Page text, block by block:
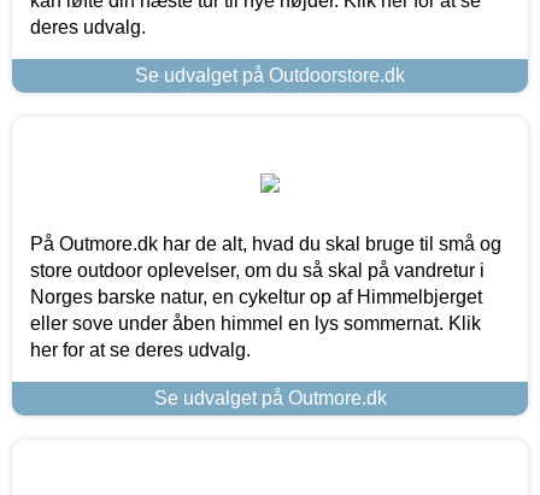
deres udvalg.
Se udvalget på Outdoorstore.dk
På Outmore.dk har de alt, hvad du skal bruge til små og
store outdoor oplevelser, om du så skal på vandretur i
Norges barske natur, en cykeltur op af Himmelbjerget
eller sove under åben himmel en lys sommernat. Klik
her for at se deres udvalg.
Se udvalget på Outmore.dk